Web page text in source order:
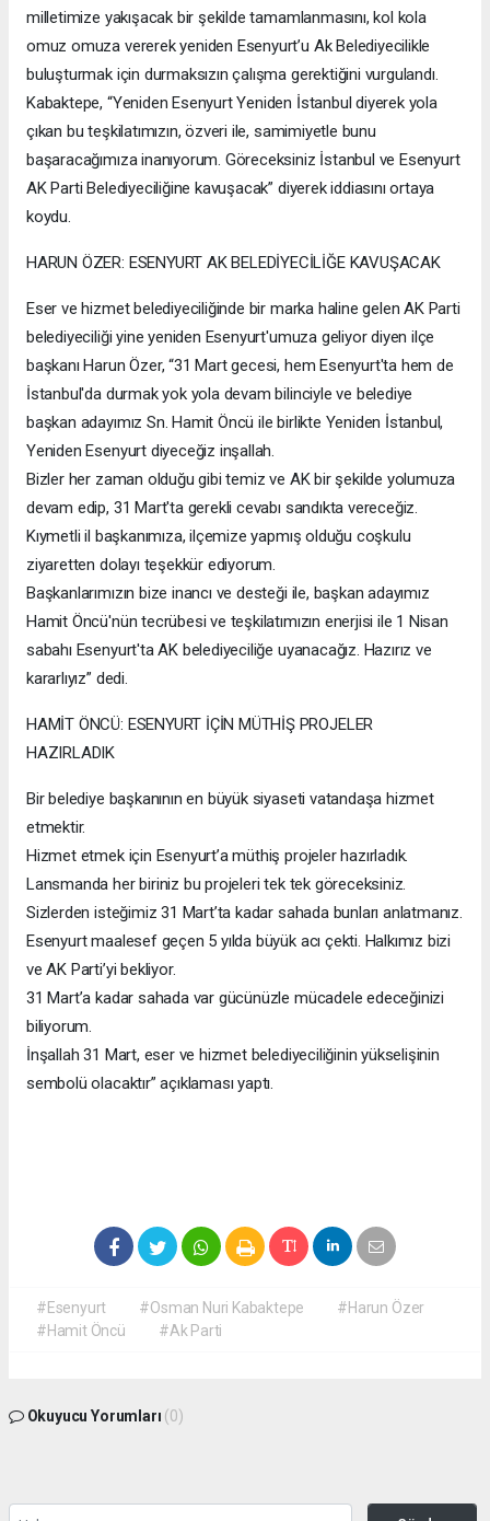
milletimize yakışacak bir şekilde tamamlanmasını, kol kola
omuz omuza vererek yeniden Esenyurt’u Ak Belediyecilikle
buluşturmak için durmaksızın çalışma gerektiğini vurgulandı.
Kabaktepe, “Yeniden Esenyurt Yeniden İstanbul diyerek yola
çıkan bu teşkilatımızın, özveri ile, samimiyetle bunu
başaracağımıza inanıyorum. Göreceksiniz İstanbul ve Esenyurt
AK Parti Belediyeciliğine kavuşacak” diyerek iddiasını ortaya
koydu.
HARUN ÖZER: ESENYURT AK BELEDİYECİLİĞE KAVUŞACAK
Eser ve hizmet belediyeciliğinde bir marka haline gelen AK Parti
belediyeciliği yine yeniden Esenyurt'umuza geliyor diyen ilçe
başkanı Harun Özer, “31 Mart gecesi, hem Esenyurt'ta hem de
İstanbul'da durmak yok yola devam bilinciyle ve belediye
başkan adayımız Sn. Hamit Öncü ile birlikte Yeniden İstanbul,
Yeniden Esenyurt diyeceğiz inşallah.
Bizler her zaman olduğu gibi temiz ve AK bir şekilde yolumuza
devam edip, 31 Mart'ta gerekli cevabı sandıkta vereceğiz.
Kıymetli il başkanımıza, ilçemize yapmış olduğu coşkulu
ziyaretten dolayı teşekkür ediyorum.
Başkanlarımızın bize inancı ve desteği ile, başkan adayımız
Hamit Öncü'nün tecrübesi ve teşkilatımızın enerjisi ile 1 Nisan
sabahı Esenyurt'ta AK belediyeciliğe uyanacağız. Hazırız ve
kararlıyız” dedi.
HAMİT ÖNCÜ: ESENYURT İÇİN MÜTHİŞ PROJELER
HAZIRLADIK
Bir belediye başkanının en büyük siyaseti vatandaşa hizmet
etmektir.
Hizmet etmek için Esenyurt’a müthiş projeler hazırladık.
Lansmanda her biriniz bu projeleri tek tek göreceksiniz.
Sizlerden isteğimiz 31 Mart’ta kadar sahada bunları anlatmanız.
Esenyurt maalesef geçen 5 yılda büyük acı çekti. Halkımız bizi
ve AK Parti’yi bekliyor.
31 Mart’a kadar sahada var gücünüzle mücadele edeceğinizi
biliyorum.
İnşallah 31 Mart, eser ve hizmet belediyeciliğinin yükselişinin
sembolü olacaktır” açıklaması yaptı.
#Esenyurt #Osman Nuri Kabaktepe
#Harun Özer
#Hamit Öncü
#Ak Parti
Okuyucu Yorumları (0)